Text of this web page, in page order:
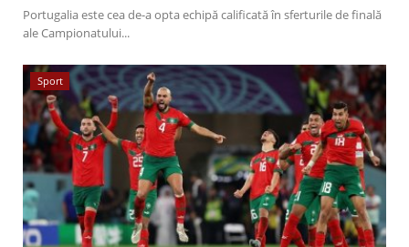
Portugalia este cea de-a opta echipă calificată în sferturile de finală
ale Campionatului...
Sport